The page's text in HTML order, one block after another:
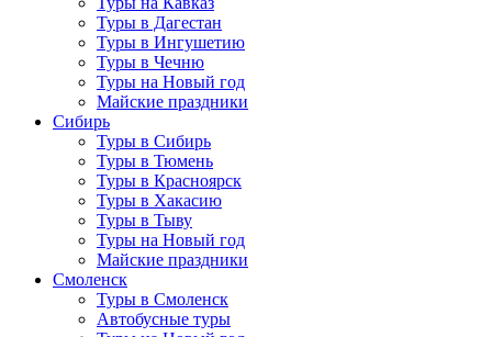
Туры в Дагестан
Туры в Ингушетию
Туры в Чечню
Туры на Новый год
Майские праздники
Сибирь
Туры в Сибирь
Туры в Тюмень
Туры в Красноярск
Туры в Хакасию
Туры в Тыву
Туры на Новый год
Майские праздники
Смоленск
Туры в Смоленск
Автобусные туры